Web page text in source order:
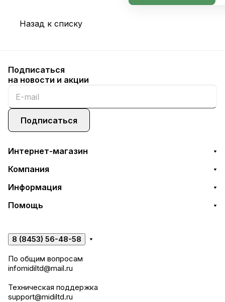
Назад к списку
Подписаться
на новости и акции
Подписаться
Интернет-магазин
Компания
Информация
Помощь
8 (8453) 56-48-58
По общим вопросам
infomidiltd@mail.ru
Техническая поддержка
support@midiltd.ru